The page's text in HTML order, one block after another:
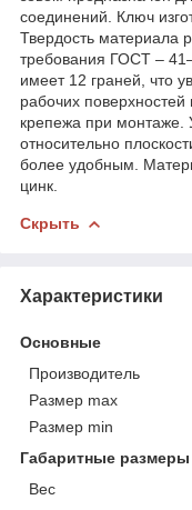
соединений. Ключ
Твердость материала
требования ГОСТ –
имеет 12 граней, что
рабочих
крепежа при монтаже.
относительно
более удобным.
цинк.
Скрыть
Характеристики
Основные
Производитель
Размер max
Размер min
Габаритные размеры
Вес